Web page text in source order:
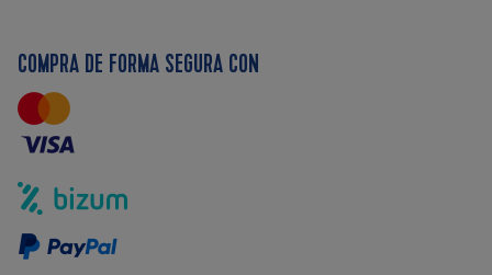
COMPRA DE FORMA SEGURA CON